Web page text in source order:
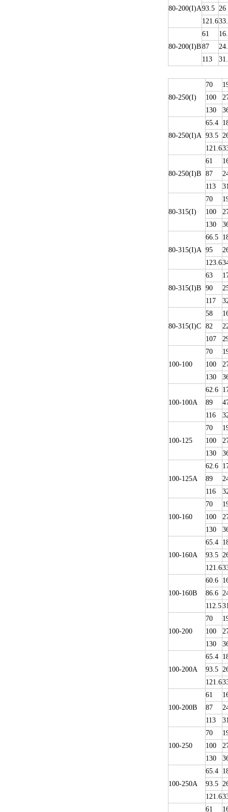
80-200(I)A93.5 26
121.6
80-200(I)B
61
87
113
80-250(I)
70
100
130
80-250(I)A
65.4
93.5
121.6
80-250(I)B
61
87
113
80-315(I)
70
100
130
80-315(I)A
66.5
95
123.6
80-315(I)B
63
90
117
80-315(I)C
58
82
107
100-100
70
100
130
100-100A
62.6
89
116
100-125
70
100
130
100-125A
62.6
89
116
100-160
70
100
130
100-160A
65.4
93.5
121.6
100-160B
60.6
86.6
112.5
100-200
70
100
130
100-200A
65.4
93.5
121.6
100-200B
61
87
113
100-250
70
100
130
100-250A
65.4
93.5
121.6
61